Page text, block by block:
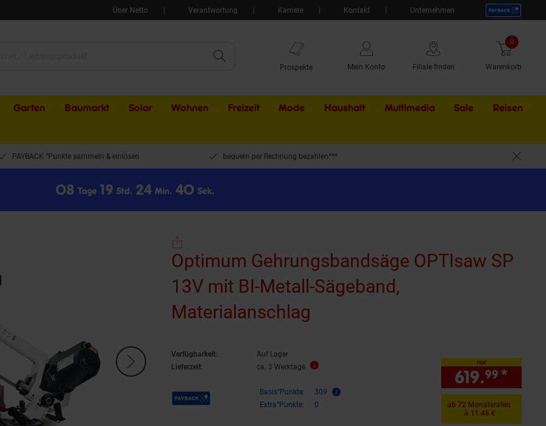
Über Netto Verantwortung Karriere Kontakt Unternehmen
Prospekte Mein Konto Filiale finden Warenkorb
0 Artikel
Garten Baumarkt Solar Wohnen Freizeit Mode Haushalt Multimedia Sale Externer
Reisen
PAYBACK °Punkte sammeln & einlösen bequem per Rechnung bezahlen***
08 Tage 19 Std. 24 Min. 40 Sek.
Optimum Gehrungsbandsäge OPTIsaw SP
13V mit BI-Metall-Sägeband,
Materialanschlag
Verfügbarkeit:
Auf Lager
Lieferzeit:
ca. 3 Werktage
Payback Punkte Basis°Punkte:
309
Extra°Punkte:
0
nur
619.99 *
ab 72 Monatsraten
à 11.46 €